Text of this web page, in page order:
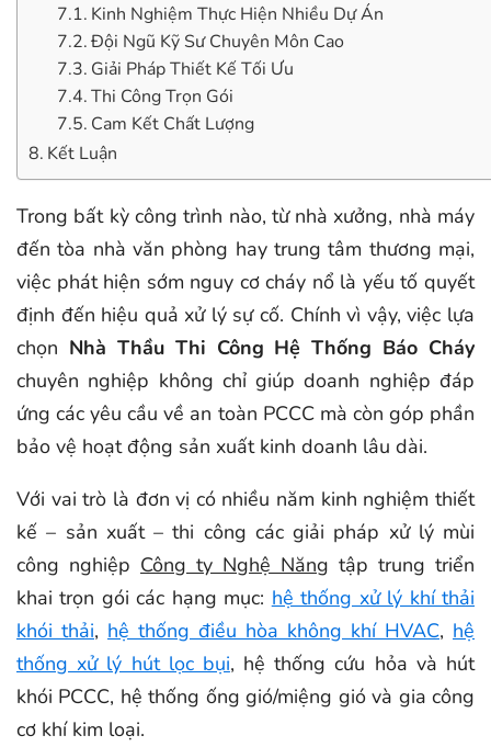
Kinh Nghiệm Thực Hiện Nhiều Dự Án
Đội Ngũ Kỹ Sư Chuyên Môn Cao
Giải Pháp Thiết Kế Tối Ưu
Thi Công Trọn Gói
Cam Kết Chất Lượng
Kết Luận
Trong bất kỳ công trình nào, từ nhà xưởng, nhà máy
đến tòa nhà văn phòng hay trung tâm thương mại,
việc phát hiện sớm nguy cơ cháy nổ là yếu tố quyết
định đến hiệu quả xử lý sự cố. Chính vì vậy, việc lựa
chọn Nhà Thầu Thi Công Hệ Thống Báo Cháy
chuyên nghiệp không chỉ giúp doanh nghiệp đáp
ứng các yêu cầu về an toàn PCCC mà còn góp phần
bảo vệ hoạt động sản xuất kinh doanh lâu dài.
Với vai trò là đơn vị có nhiều năm kinh nghiệm thiết
kế – sản xuất – thi công các giải pháp xử lý mùi
công nghiệp Công ty Nghệ Năng tập trung triển
khai trọn gói các hạng mục: hệ thống xử lý khí thải
khói thải, hệ thống điều hòa không khí HVAC, hệ
thống xử lý hút lọc bụi, hệ thống cứu hỏa và hút
khói PCCC, hệ thống ống gió/miệng gió và gia công
cơ khí kim loại.